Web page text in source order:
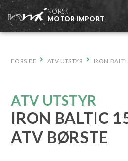
Hopp
til
innhold
NORSK
MOTOR IMPORT
FORSIDE ATV UTSTYR IRON
ATV UTSTYR
IRON BALTIC
ATV BØRSTE